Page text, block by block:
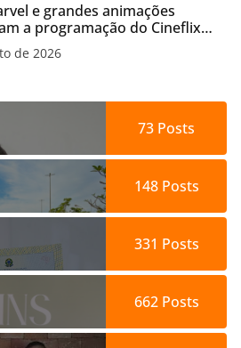
e grandes animações
a programação do Cineflix
Shopping
de 2026
73 Posts
148Posts
331 Posts
662Posts